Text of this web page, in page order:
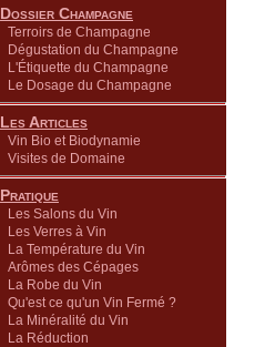
Dossier Champagne
Terroirs de Champagne
Dégustation du Champagne
L'Étiquette du Champagne
Le Dosage du Champagne
Les Articles
Vin Bio et Biodynamie
Visites de Domaine
Pratique
Les Salons du Vin
Les Verres à Vin
La Température du Vin
Arômes des Cépages
La Robe du Vin
Qu'est ce qu'un Vin Fermé ?
La Minéralité du Vin
La Réduction